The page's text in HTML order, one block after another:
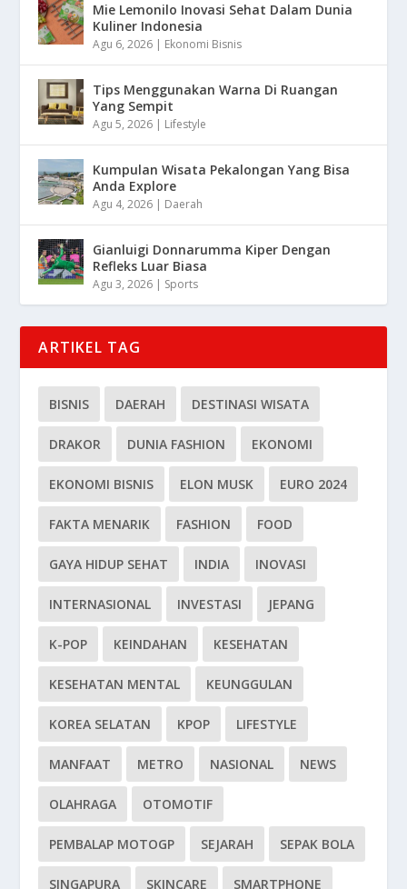
Mie Lemonilo Inovasi Sehat Dalam Dunia
Kuliner Indonesia
Agu 6, 2026 | Ekonomi Bisnis
Tips Menggunakan Warna Di Ruangan
Yang Sempit
Agu 5, 2026 | Lifestyle
Kumpulan Wisata Pekalongan Yang Bisa
Anda Explore
Agu 4, 2026 | Daerah
Gianluigi Donnarumma Kiper Dengan
Refleks Luar Biasa
Agu 3, 2026 | Sports
ARTIKEL TAG
BISNIS DAERAH DESTINASI WISATA
DRAKOR DUNIA FASHION EKONOMI
EKONOMI BISNIS ELON MUSK EURO 2024
FAKTA MENARIK FASHION FOOD
GAYA HIDUP SEHAT INDIA INOVASI
INTERNASIONAL INVESTASI JEPANG
K-POP KEINDAHAN KESEHATAN
KESEHATAN MENTAL KEUNGGULAN
KOREA SELATAN KPOP LIFESTYLE
MANFAAT METRO NASIONAL NEWS
OLAHRAGA OTOMOTIF
PEMBALAP MOTOGP SEJARAH SEPAK BOLA
SINGAPURA SKINCARE SMARTPHONE